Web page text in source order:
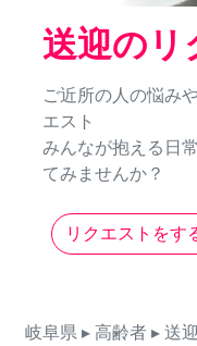
送迎のリ
ご近所の人の悩み
エスト
みんなが抱える日
てみませんか？
リクエストをす
岐阜県 ▸ 高齢者 ▸ 送迎